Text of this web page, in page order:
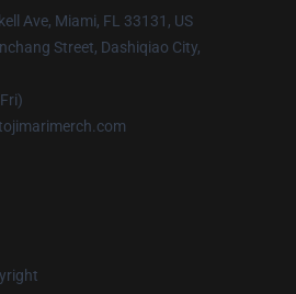
Ave, Miami, FL 33131, US
Street, Dashiqiao City,